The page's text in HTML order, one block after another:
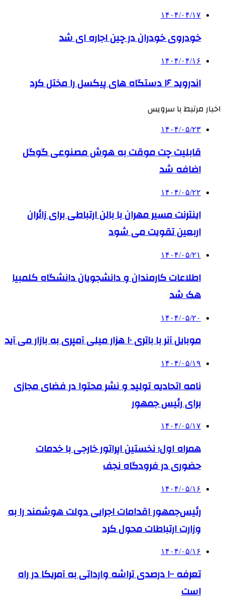
۱۴۰۴/۰۴/۱۷
خودروی خودران در چین اجاره ای شد
۱۴۰۴/۰۴/۱۶
اندروید ۱۶ دستگاه های پیکسل را مختل کرد
اخبار مرتبط با سرویس
۱۴۰۴/۰۵/۲۳
قابلیت چت موقت به هوش مصنوعی گوگل
اضافه شد
۱۴۰۴/۰۵/۲۲
اینترنت مسیر مهران با بالن ارتباطی برای زائران
اربعین تقویت می شود
۱۴۰۴/۰۵/۲۱
اطلاعات کارمندان و دانشجویان دانشگاه کلمبیا
هک شد
۱۴۰۴/۰۵/۲۰
موبایل آنر با باتری ۱۰ هزار میلی آمپری به بازار می آید
۱۴۰۴/۰۵/۱۹
نامه اتحادیه تولید و نشر محتوا در فضای مجازی
برای رئیس جمهور
۱۴۰۴/۰۵/۱۷
همراه اول؛ نخستین اپراتور خارجی با خدمات
حضوری در فرودگاه نجف
۱۴۰۴/۰۵/۱۶
رئیس‌جمهور اقدامات اجرایی دولت هوشمند را به
وزارت ارتباطات محول کرد
۱۴۰۴/۰۵/۱۶
تعرفه ۱۰۰ درصدی تراشه وارداتی به آمریکا در راه
است